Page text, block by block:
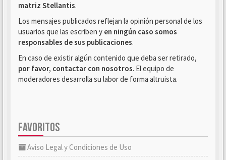
matriz Stellantis.
Los mensajes publicados reflejan la opinión personal de los
usuarios que las escriben y en ningún caso somos
responsables de sus publicaciones.
En caso de existir algún contenido que deba ser retirado,
por favor, contactar con nosotros. El equipo de
moderadores desarrolla su labor de forma altruista.
FAVORITOS
Aviso Legal y Condiciones de Uso